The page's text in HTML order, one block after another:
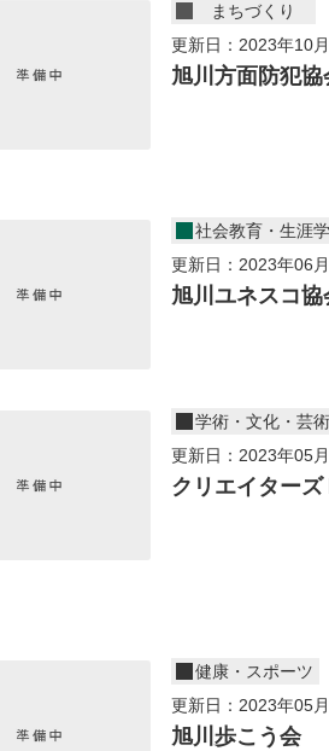
まちづくり
更新日：2023年10
旭川方面防犯
社会教育・生涯
更新日：2023年06
旭川ユネスコ協
学術・文化・芸術
更新日：2023年05
クリエイターズ
健康・スポーツ
更新日：2023年05
旭川歩こう会